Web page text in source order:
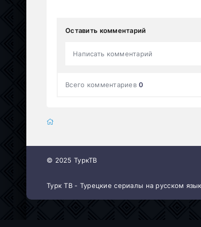
Оставить комментарий
Написать комментарий
Всего комментариев0
© 2025 ТуркТВ
Турк ТВ - Турецкие сериалы на русском